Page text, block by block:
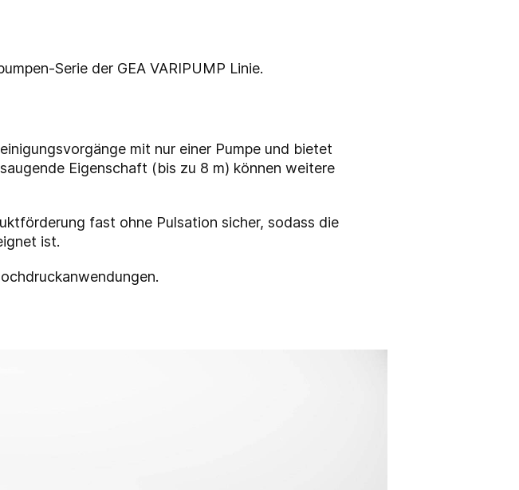
Serie der GEA VARIPUMP Linie.
mit nur einer Pumpe und bietet
Eigenschaft (bis zu 8 m) können weitere
fast ohne Pulsation sicher, sodass die
ist.